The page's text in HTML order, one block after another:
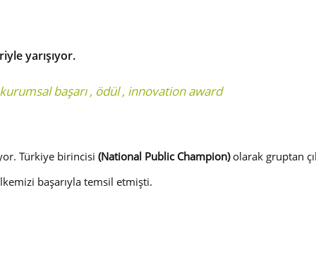
yarışıyor.
kurumsal başarı, ödül, innovation award
Türkiye birincisi(National Public Champion)olarak gruptan
başarıyla temsil etmişti.